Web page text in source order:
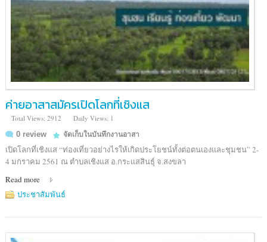
ค่ายอาสาสมัครเปิดโลกที่เชิงแส
Total Views: 2912
Daily Views: 1
0 review
จัดเก็บในบันทึกงานอาสา
เปิดโลกที่เชิงแส “ท่องเที่ยวอย่างไรให้เกิดประโยชน์ทั้งต่อตนเองและชุมชน” 2-
4 มกราคม 2561 ณ ตำบลเชิงแส อ.กระแสสินธุ์ จ.สงขลา
Read more
ประชาสัมพันธ์